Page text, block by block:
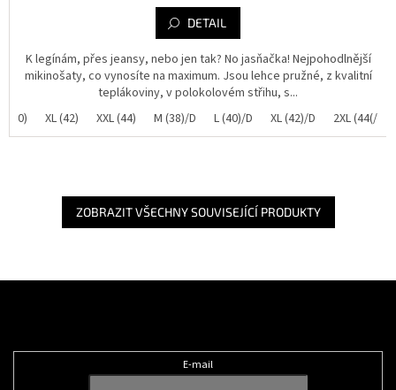
DETAIL
K legínám, přes jeansy, nebo jen tak? No jasňačka! Nejpohodlnější
mikinošaty, co vynosíte na maximum. Jsou lehce pružné, z kvalitní
teplákoviny, v polokolovém střihu, s...
L (40)
XL (42) XXL (44) M (38)/D L (40)/D XL (42)/D 2XL (44(/D
ZOBRAZIT VŠECHNY SOUVISEJÍCÍ PRODUKTY
E-mail